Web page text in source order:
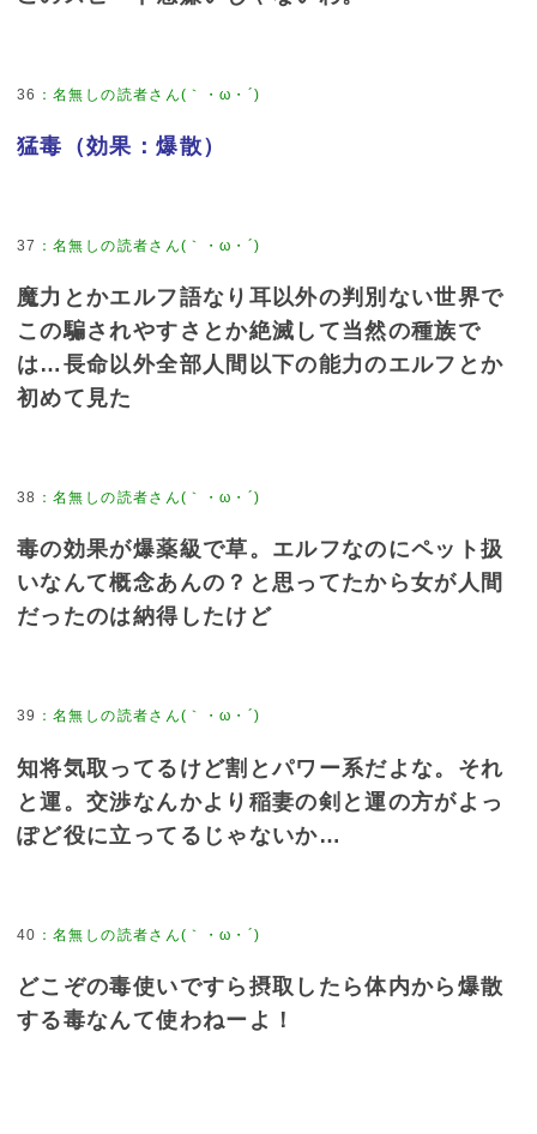
36 ：名無しの読者さん(｀・ω・´)
猛毒（効果：爆散）
37 ：名無しの読者さん(｀・ω・´)
魔力とかエルフ語なり耳以外の判別ない世界で
この騙されやすさとか絶滅して当然の種族で
は…長命以外全部人間以下の能力のエルフとか
初めて見た
38 ：名無しの読者さん(｀・ω・´)
毒の効果が爆薬級で草。エルフなのにペット扱
いなんて概念あんの？と思ってたから女が人間
だったのは納得したけど
39 ：名無しの読者さん(｀・ω・´)
知将気取ってるけど割とパワー系だよな。それ
と運。交渉なんかより稲妻の剣と運の方がよっ
ぽど役に立ってるじゃないか…
40 ：名無しの読者さん(｀・ω・´)
どこぞの毒使いですら摂取したら体内から爆散
する毒なんて使わねーよ！